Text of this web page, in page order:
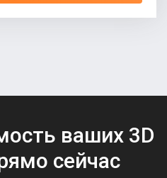
ваших 3D
сейчас